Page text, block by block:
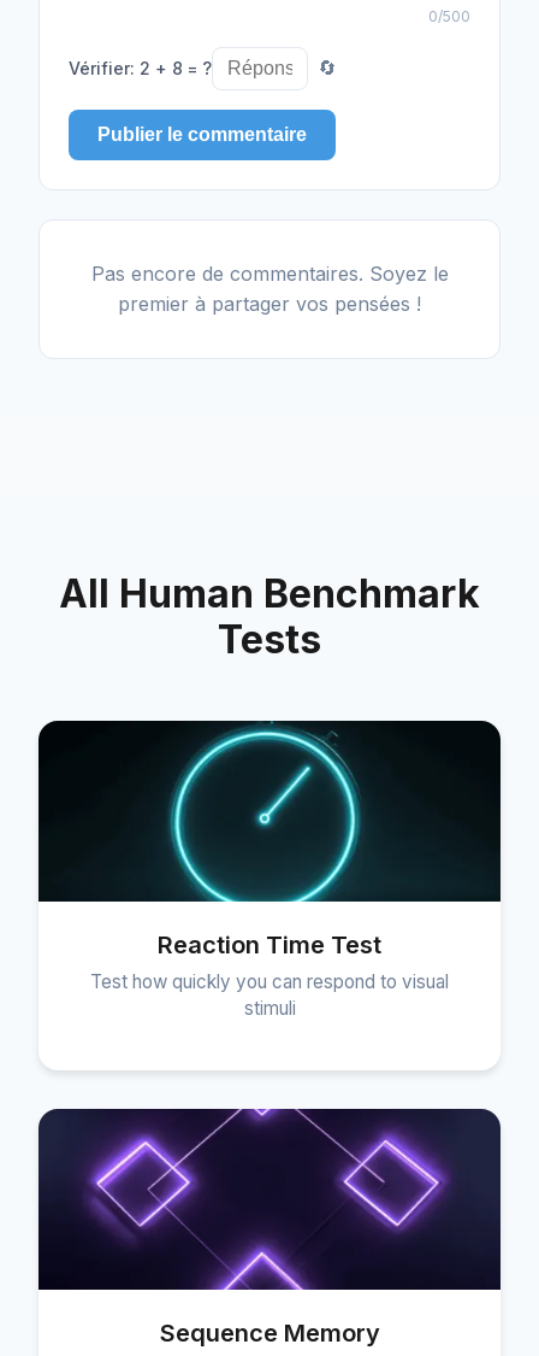
0/500
Vérifier: 2 + 8 = ? 🔄
Publier le commentaire
Pas encore de commentaires. Soyez le
premier à partager vos pensées !
All Human Benchmark
Tests
Reaction Time Test
Test how quickly you can respond to visual
stimuli
Sequence Memory